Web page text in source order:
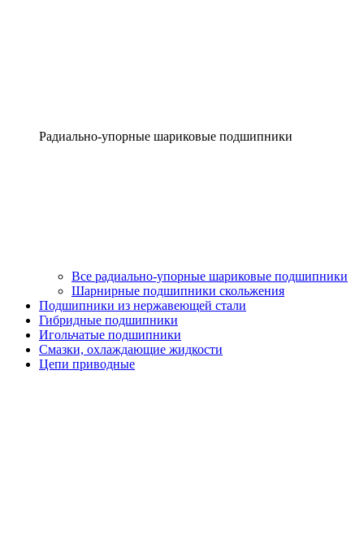
Радиально-упорные шариковые подшипники
Все радиально-упорные шариковые подшипники
Шарнирные подшипники скольжения
Подшипники из нержавеющей стали
Гибридные подшипники
Игольчатые подшипники
Смазки, охлаждающие жидкости
Цепи приводные